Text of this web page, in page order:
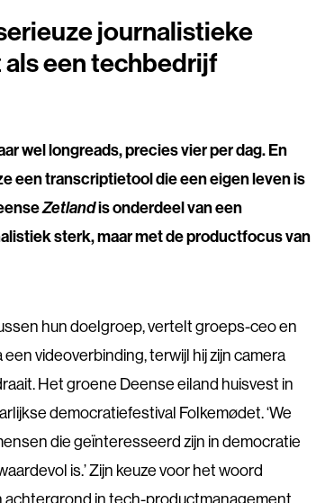
journalistieke
een techbedrijf
wel longreads, precies vier per dag. En
een transcriptietool die een eigen leven is
Zetlandis onderdeel van een
sterk, maar met de productfocus van
hun doelgroep, vertelt groeps-ceo en
videoverbinding, terwijl hij zijn camera
Het groene Deense eiland huisvest in
democratiefestival Folkemødet. ‘We
die geïnteresseerd zijn in democratie
is.’ Zijn keuze voor het woord